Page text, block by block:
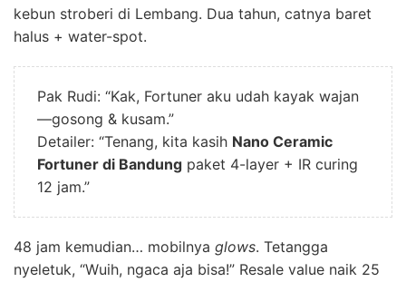
kebun stroberi di Lembang. Dua tahun, catnya baret
halus + water-spot.
Pak Rudi: “Kak, Fortuner aku udah kayak wajan
—gosong & kusam.”
Detailer: “Tenang, kita kasih Nano Ceramic
Fortuner di Bandung paket 4-layer + IR curing
12 jam.”
48 jam kemudian… mobilnya glows. Tetangga
nyeletuk, “Wuih, ngaca aja bisa!” Resale value naik 25